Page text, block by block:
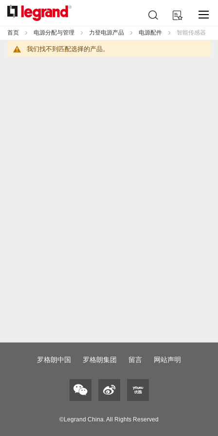
跳
到
容
我的购物车
索
首页 电源分配与管理 力登电源产品 电源配件 智能传感器
我们找不到匹配选择的产品。
罗格朗中国 罗格朗集团 留言 网站声明
©Legrand China. All Rights Reserved